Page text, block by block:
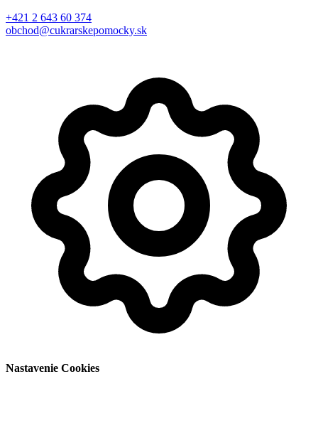
+421 2 643 60 374
obchod@cukrarskepomocky.sk
Nastavenie Cookies